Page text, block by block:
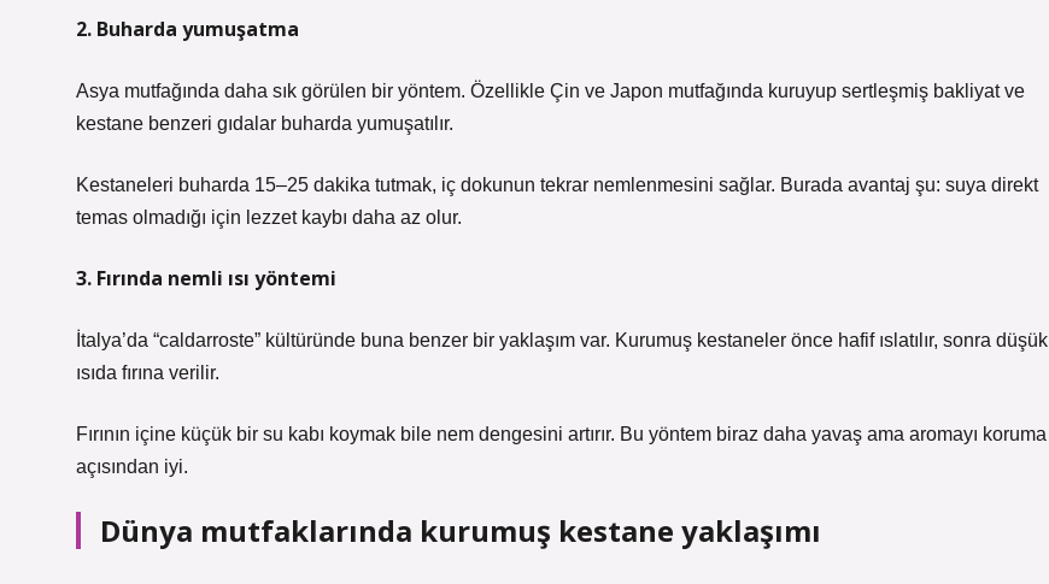
2. Buharda yumuşatma
Asya mutfağında daha sık görülen bir yöntem. Özellikle Çin ve Japon mutfağında kuruyup sertleşmiş bakliyat ve
kestane benzeri gıdalar buharda yumuşatılır.
Kestaneleri buharda 15–25 dakika tutmak, iç dokunun tekrar nemlenmesini sağlar. Burada avantaj şu: suya direkt
temas olmadığı için lezzet kaybı daha az olur.
3. Fırında nemli ısı yöntemi
İtalya’da “caldarroste” kültüründe buna benzer bir yaklaşım var. Kurumuş kestaneler önce hafif ıslatılır, sonra düşük
ısıda fırına verilir.
Fırının içine küçük bir su kabı koymak bile nem dengesini artırır. Bu yöntem biraz daha yavaş ama aromayı koruma
açısından iyi.
Dünya mutfaklarında kurumuş kestane yaklaşımı